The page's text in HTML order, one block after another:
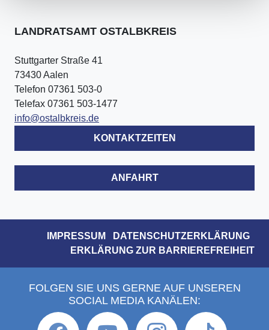
LANDRATSAMT OSTALBKREIS
Stuttgarter Straße 41
73430 Aalen
Telefon 07361 503-0
Telefax 07361 503-1477
info@ostalbkreis.de
KONTAKTZEITEN
ANFAHRT
IMPRESSUM
DATENSCHUTZERKLÄRUNG
ERKLÄRUNG ZUR BARRIEREFREIHEIT
FOLGEN SIE UNS GERNE AUF UNSEREN
SOCIAL MEDIA KANÄLEN: